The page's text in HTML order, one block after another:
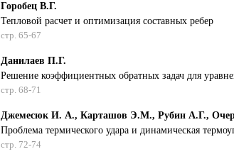
Горобец В.Г.
Тепловой расчет и оптимизация составных ребер
стр. 65-67
Данилаев П.Г.
Решение коэффициентных обратных задач для
стр. 68-71
Джемесюк И. А., Карташов Э.М., Рубин А.Г.,
Проблема термического удара и динамическая
стр. 72-74